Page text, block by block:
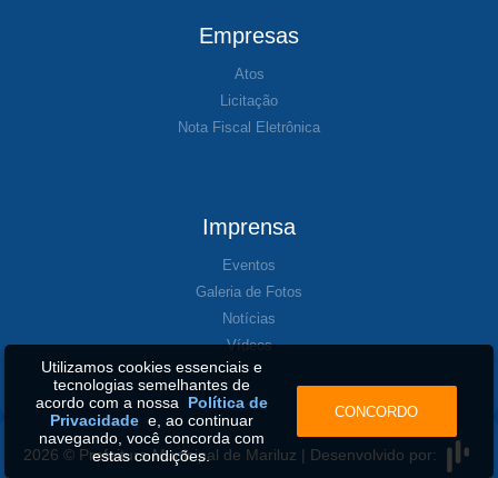
Empresas
Atos
Licitação
Nota Fiscal Eletrônica
Imprensa
Eventos
Galeria de Fotos
Notícias
Vídeos
2026 © Prefeitura Municipal de Mariluz | Desenvolvido por:
Utilizamos cookies essenciais e
tecnologias semelhantes de
acordo com a nossa Política de
Privacidadee, ao continuar
navegando, você concorda com
estas condições.
CONCORDO